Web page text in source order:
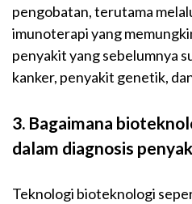
pengobatan, terutama
imunoterapi yang
penyakit yang sebelumnya
kanker, penyakit genetik,
3. Bagaimana
dalam diagnosis
Teknologi bioteknologi